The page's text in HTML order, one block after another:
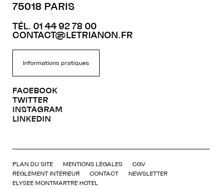
75018 PARIS
TÉL. 01 44 92 78 00
CONTACT@LETRIANON.FR
Informations pratiques
FACEBOOK
TWITTER
INSTAGRAM
LINKEDIN
PLAN DU SITE MENTIONS LÉGALES
CGV
RÈGLEMENT INTÉRIEUR
CONTACT
NEWSLETTER
ELYSEE MONTMARTRE HOTEL